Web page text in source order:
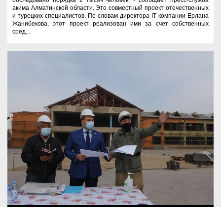
акима Алматинской области. Это совместный проект отечественных
и турецких специалистов. По словам директора ІТ-компании Ерлана
Жанибекова, этот проект реализован ими за счет собственных
сред...